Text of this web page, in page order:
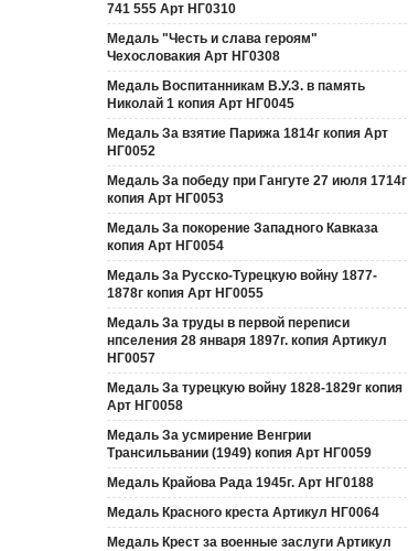
741 555 Арт НГ0310
Медаль "Честь и слава героям"
Чехословакия Арт НГ0308
Медаль Воспитанникам В.У.З. в память
Николай 1 копия Арт НГ0045
Медаль За взятие Парижа 1814г копия Арт
НГ0052
Медаль За победу при Гангуте 27 июля 1714г
копия Арт НГ0053
Медаль За покорение Западного Кавказа
копия Арт НГ0054
Медаль За Русско-Турецкую войну 1877-
1878г копия Арт НГ0055
Медаль За труды в первой переписи
нпселения 28 января 1897г. копия Артикул
НГ0057
Медаль За турецкую войну 1828-1829г копия
Арт НГ0058
Медаль За усмирение Венгрии
Трансильвании (1949) копия Арт НГ0059
Медаль Крайова Рада 1945г. Арт НГ0188
Медаль Красного креста Артикул НГ0064
Медаль Крест за военные заслуги Артикул